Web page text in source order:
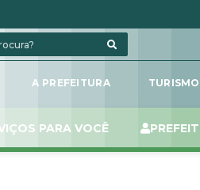
A PREFEITURA TURISMO
PARA VOCÊ